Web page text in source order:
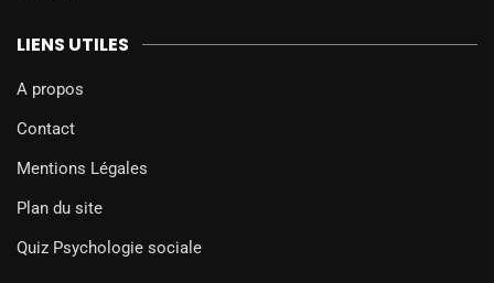
LIENS UTILES
A propos
Contact
Mentions Légales
Plan du site
Quiz Psychologie sociale